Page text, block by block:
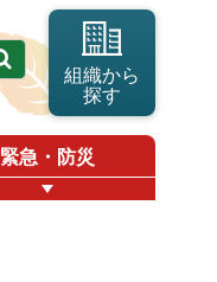
組織から
探す
緊急・防災